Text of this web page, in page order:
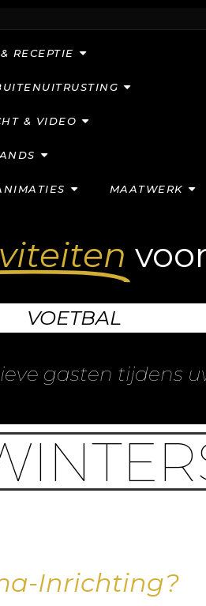
RECEPTIE
& VIDEO
MAATWERK
VOETBAL
gasten tijdens
Inrichting?